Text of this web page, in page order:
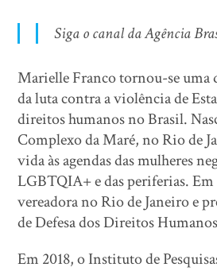
Siga o canal da Agência
Marielle Franco tornou-se uma
da luta contra a violência de
direitos humanos no Brasil.
Complexo da Maré, no Rio de
vida às agendas das mulheres
LGBTQIA+ e das periferias.
vereadora no Rio de Janeiro e
de Defesa dos Direitos
Em 2018, o Instituto de